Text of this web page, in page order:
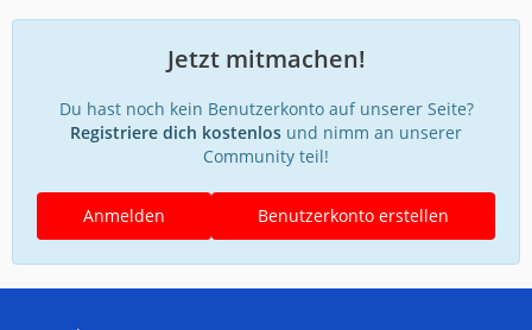
Jetzt mitmachen!
Du hast noch kein Benutzerkonto auf unserer Seite?
Registriere dich kostenlos und nimm an unserer
Community teil!
Benutzerkonto erstellen
Anmelden